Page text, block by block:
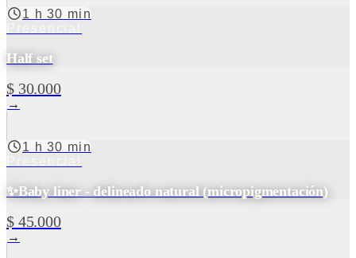
1 h 30 min
Half set
$ 30.000
→
1 h 30 min
✨Baby liner - delineado natural (micropigmentación)
$ 45.000
→